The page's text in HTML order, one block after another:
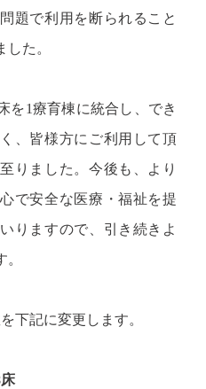
題で利用を断られること
た。
を1療育棟に統合し、でき
、皆様方にご利用して頂
りました。今後も、より
で安全な医療・福祉を提
りますので、引き続きよ
下記に変更します。